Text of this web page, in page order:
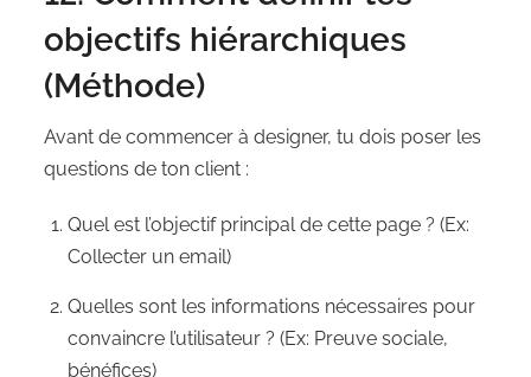
objectifs hiérarchiques
(Méthode)
Avant de commencer à designer, tu dois poser les
questions de ton client :
Quel est l’objectif principal de cette page ? (Ex:
Collecter un email)
Quelles sont les informations nécessaires pour
convaincre l’utilisateur ? (Ex: Preuve sociale,
bénéfices)